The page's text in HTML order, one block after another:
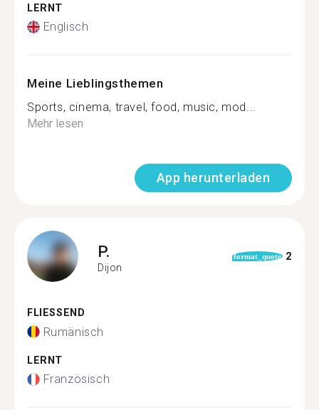
LERNT
Englisch
Meine Lieblingsthemen
Sports, cinema, travel, food, music, mod...
Mehr lesen
App herunterladen
P.
Dijon
format_quote 2
FLIESSEND
Rumänisch
LERNT
Französisch